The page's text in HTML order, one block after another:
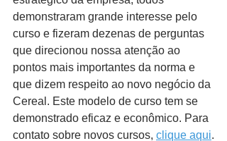
demonstraram grande interesse pelo
curso e fizeram dezenas de perguntas
que direcionou nossa atenção ao
pontos mais importantes da norma e
que dizem respeito ao novo negócio da
Cereal. Este modelo de curso tem se
demonstrado eficaz e econômico. Para
contato sobre novos cursos, clique aqui.